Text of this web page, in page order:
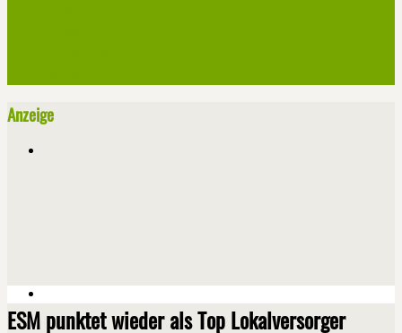
Anzeige
ESM punktet wieder als Top Lokalversorger